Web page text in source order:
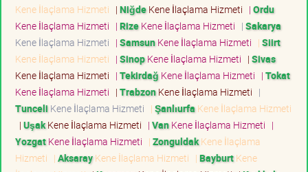
Kene İlaçlama Hizmeti | NiğdeKene İlaçlama Hizmeti | Ordu
Kene İlaçlama Hizmeti | RizeKene İlaçlama Hizmeti | Sakarya
Kene İlaçlama Hizmeti | SamsunKene İlaçlama Hizmeti | Siirt
Kene İlaçlama Hizmeti | SinopKene İlaçlama Hizmeti | Sivas
Kene İlaçlama Hizmeti | Tekirdağ Kene İlaçlama Hizmeti | Tokat
Kene İlaçlama Hizmeti | TrabzonKene İlaçlama Hizmeti |
Tunceli Kene İlaçlama Hizmeti | Şanlıurfa Kene İlaçlama Hizmeti
| UşakKene İlaçlama Hizmeti | VanKene İlaçlama Hizmeti |
YozgatKene İlaçlama Hizmeti | ZonguldakKene İlaçlama
Hizmeti | AksarayKene İlaçlama Hizmeti | BayburtKene